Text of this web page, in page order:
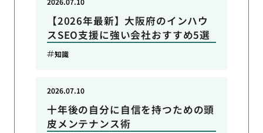
【2026年最新】大阪府のインハウ
スSEO支援に強い会社おすすめ5選
知識
十年後の自分に自信を持つための頭
皮メンテナンス術
2026.07.10